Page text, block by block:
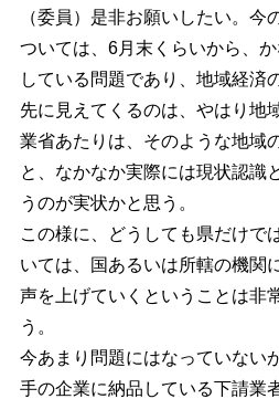
（委員）是非お願いしたい。今
ついては、6月末くらいから、
している問題であり、地域経済
先に見えてくるのは、やはり地
業省あたりは、そのような地域
と、なかなか実際には現状認識
うのが実状かと思う。
この様に、どうしても県だけで
いては、国あるいは所轄の機関
声を上げていくということは非
う。
今あまり問題にはなっていない
手の企業に納品している下請業